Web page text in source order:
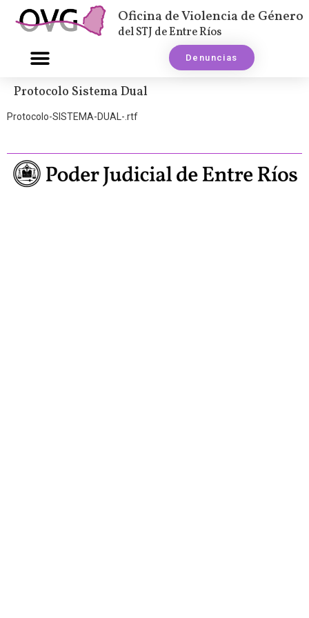
Oficina de Violencia de Género
del STJ de Entre Ríos
Denuncias
Protocolo Sistema Dual
Protocolo-SISTEMA-DUAL-.rtf